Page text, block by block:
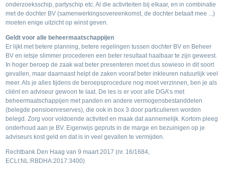
onderzoeksschip, partyschip etc. Al die activiteiten bij elkaar, en in combinatie
met de dochter BV (samenwerkingsovereenkomst, de dochter betaalt mee ...)
moeten enige uitzicht op winst geven.
Geldt voor alle beheermaatschappijen
Er lijkt met betere planning, betere regelingen tussen dochter BV en Beheer
BV en ietsje slimmer procederen een beter resultaat haalbaar te zijn geweest.
In hoger beroep de zaak wat beter presenteren moet dus sowieso in dit soort
gevallen, maar daarnaast helpt de zaken vooraf beter inkleuren natuurlijk veel
meer. Als je alles tijdens de beroepsprocedure nog moet verzinnen, ben je als
cliënt en adviseur gewoon te laat. De les is er voor alle DGA’s met
beheermaatschappijen met panden en andere vermogensbestanddelen
(belegde pensioenreserves), die ook in box 3 door particulieren worden
belegd. Zorg voor voldoende activiteit en maak dat aannemelijk. Kortom pleeg
onderhoud aan je BV. Eigenwijs gepruts in de marge en bezuinigen op je
adviseurs kost geld en dat is in veel gevallen te vermijden.
Rechtbank Den Haag van 9 maart 2017 (nr. 16/1684,
ECLI:NL:RBDHA:2017:3400)